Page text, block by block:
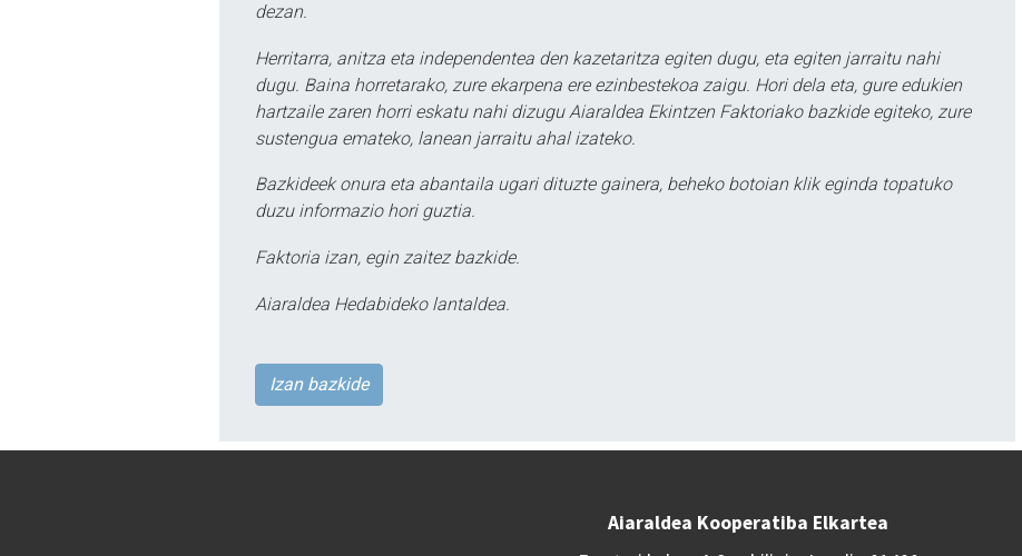
dezan.
Herritarra, anitza eta independentea den kazetaritza egiten dugu, eta egiten jarraitu nahi
dugu. Baina horretarako, zure ekarpena ere ezinbestekoa zaigu. Hori dela eta, gure edukien
hartzaile zaren horri eskatu nahi dizugu Aiaraldea Ekintzen Faktoriako bazkide egiteko, zure
sustengua emateko, lanean jarraitu ahal izateko.
Bazkideek onura eta abantaila ugari dituzte gainera, beheko botoian klik eginda topatuko
duzu informazio hori guztia.
Faktoria izan, egin zaitez bazkide.
Aiaraldea Hedabideko lantaldea.
Izan bazkide
Aiaraldea Kooperatiba Elkartea